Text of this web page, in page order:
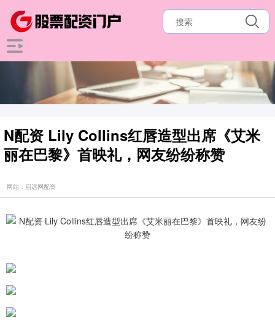
N配资 Lily Collins红唇造型出席《艾米
丽在巴黎》首映礼，网友纷纷称赞
网站：启远网配资